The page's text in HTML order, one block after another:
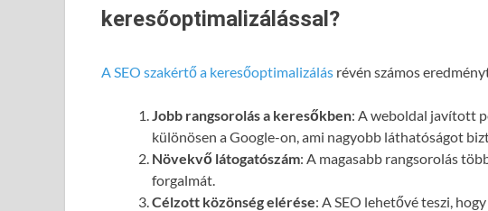
keresőoptimalizálással?
A SEO szakértő a keresőoptimalizálás révén számos
Jobb rangsorolás a keresőkben: A weboldal javított
különösen a Google-on, ami nagyobb láthatóságot
Növekvő látogatószám: A magasabb rangsorolás
forgalmát.
Célzott közönség elérése: A SEO lehetővé teszi,